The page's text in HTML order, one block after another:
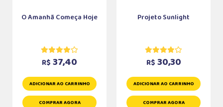
O Amanhã Começa Hoje
R$ 37,40
ADICIONAR AO CARRINHO
COMPRAR AGORA
Projeto Sunlight
R$ 30,30
ADICIONAR AO CARRINHO
COMPRAR AGORA